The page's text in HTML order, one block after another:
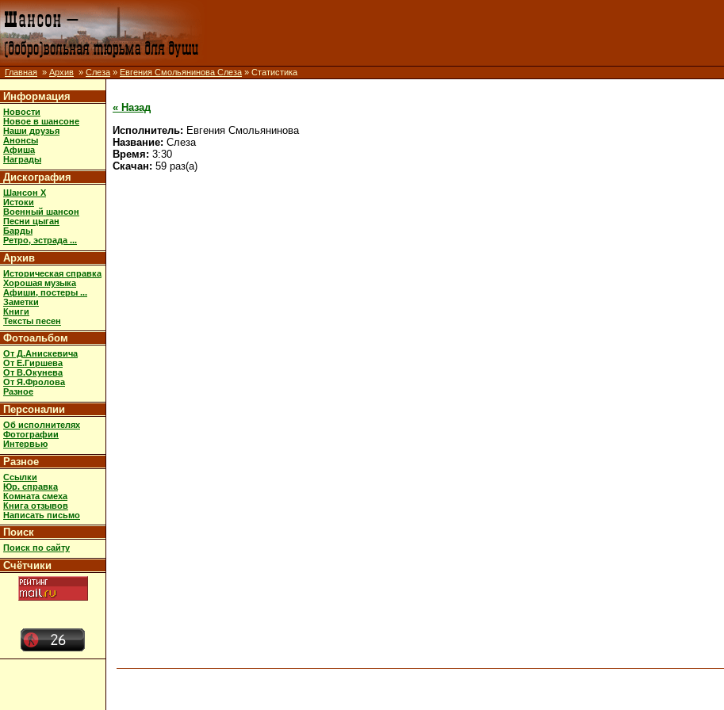
Главная » Архив » Слеза » Евгения Смольянинова Слеза » Статистика
Информация
Новости
Новое в шансоне
Наши друзья
Анонсы
Афиша
Награды
Дискография
Шансон X
Истоки
Военный шансон
Песни цыган
Барды
Ретро, эстрада ...
Архив
Историческая справка
Хорошая музыка
Афиши, постеры ...
Заметки
Книги
Тексты песен
Фотоальбом
От Д.Анискевича
От Е.Гиршева
От В.Окунева
От Я.Фролова
Разное
Персоналии
Об исполнителях
Фотографии
Интервью
Разное
Ссылки
Юр. справка
Комната смеха
Книга отзывов
Написать письмо
Поиск
Поиск по сайту
Счётчики
« Назад
Исполнитель: Евгения Смольянинова
Название: Слеза
Время: 3:30
Скачан: 59 раз(а)